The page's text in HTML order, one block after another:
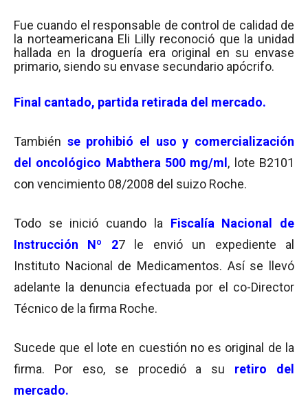
Fue cuando el responsable de control de calidad de
la norteamericana Eli Lilly reconoció que la unidad
hallada en la droguería era original en su envase
primario, siendo su envase secundario apócrifo.
Final cantado, partida retirada del mercado.
También se prohibió el uso y comercialización
del oncológico Mabthera 500 mg/ml , lote B2101
con vencimiento 08/2008 del suizo Roche.
Todo se inició cuando la Fiscalía Nacional de
Instrucción Nº 27 le envió un expediente al
Instituto Nacional de Medicamentos. Así se llevó
adelante la denuncia efectuada por el co-Director
Técnico de la firma Roche.
Sucede que el lote en cuestión no es original de la
firma. Por eso, se procedió a su retiro del
mercado.